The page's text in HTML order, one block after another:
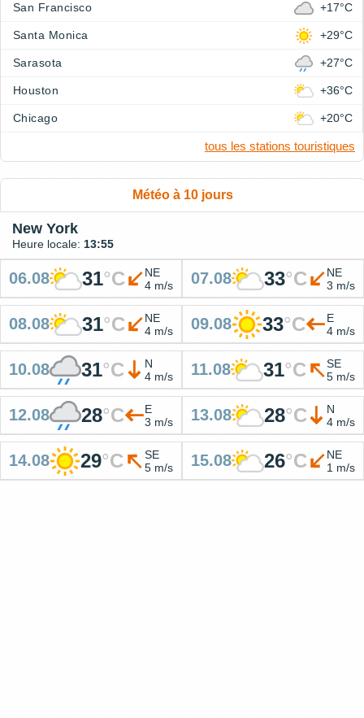
San Francisco +17°C
Santa Monica +29°C
Sarasota +27°C
Houston +36°C
Chicago +20°C
tous les stations touristiques
Météo à 10 jours
New York
Heure locale: 13:55
06.08 31°C
NE
4 m/s
07.08 33°C
NE
3 m/s
08.08 31°C
NE
4 m/s
09.08 33°C
E
4 m/s
10.08 31°C
N
4 m/s
11.08 31°C
SE
5 m/s
12.08 28°C
E
3 m/s
13.08 28°C
N
4 m/s
14.08 29°C
SE
5 m/s
15.08 26°C
NE
1 m/s